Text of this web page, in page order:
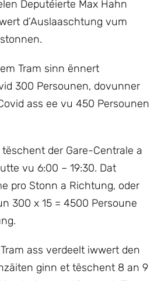
Deputéierte Max Hahn
d’Auslaaschtung vum
Tram sinn ënnert
300 Persounen, dovunner
ass ee vu 450 Persounen
der Gare-Centrale a
vu 6:00 – 19:30. Dat
pro Stonn a Richtung, oder
300 x 15 = 4500 Persoune
ass verdeelt iwwert den
ginn et tëschent 8 an 9